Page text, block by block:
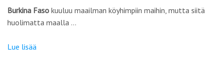
Burkina Faso kuuluu maailman köyhimpiin maihin, mutta siitä
huolimatta maalla …
Lue lisää